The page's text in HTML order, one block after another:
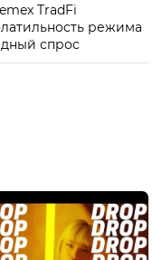
TradFi
режима
спрос